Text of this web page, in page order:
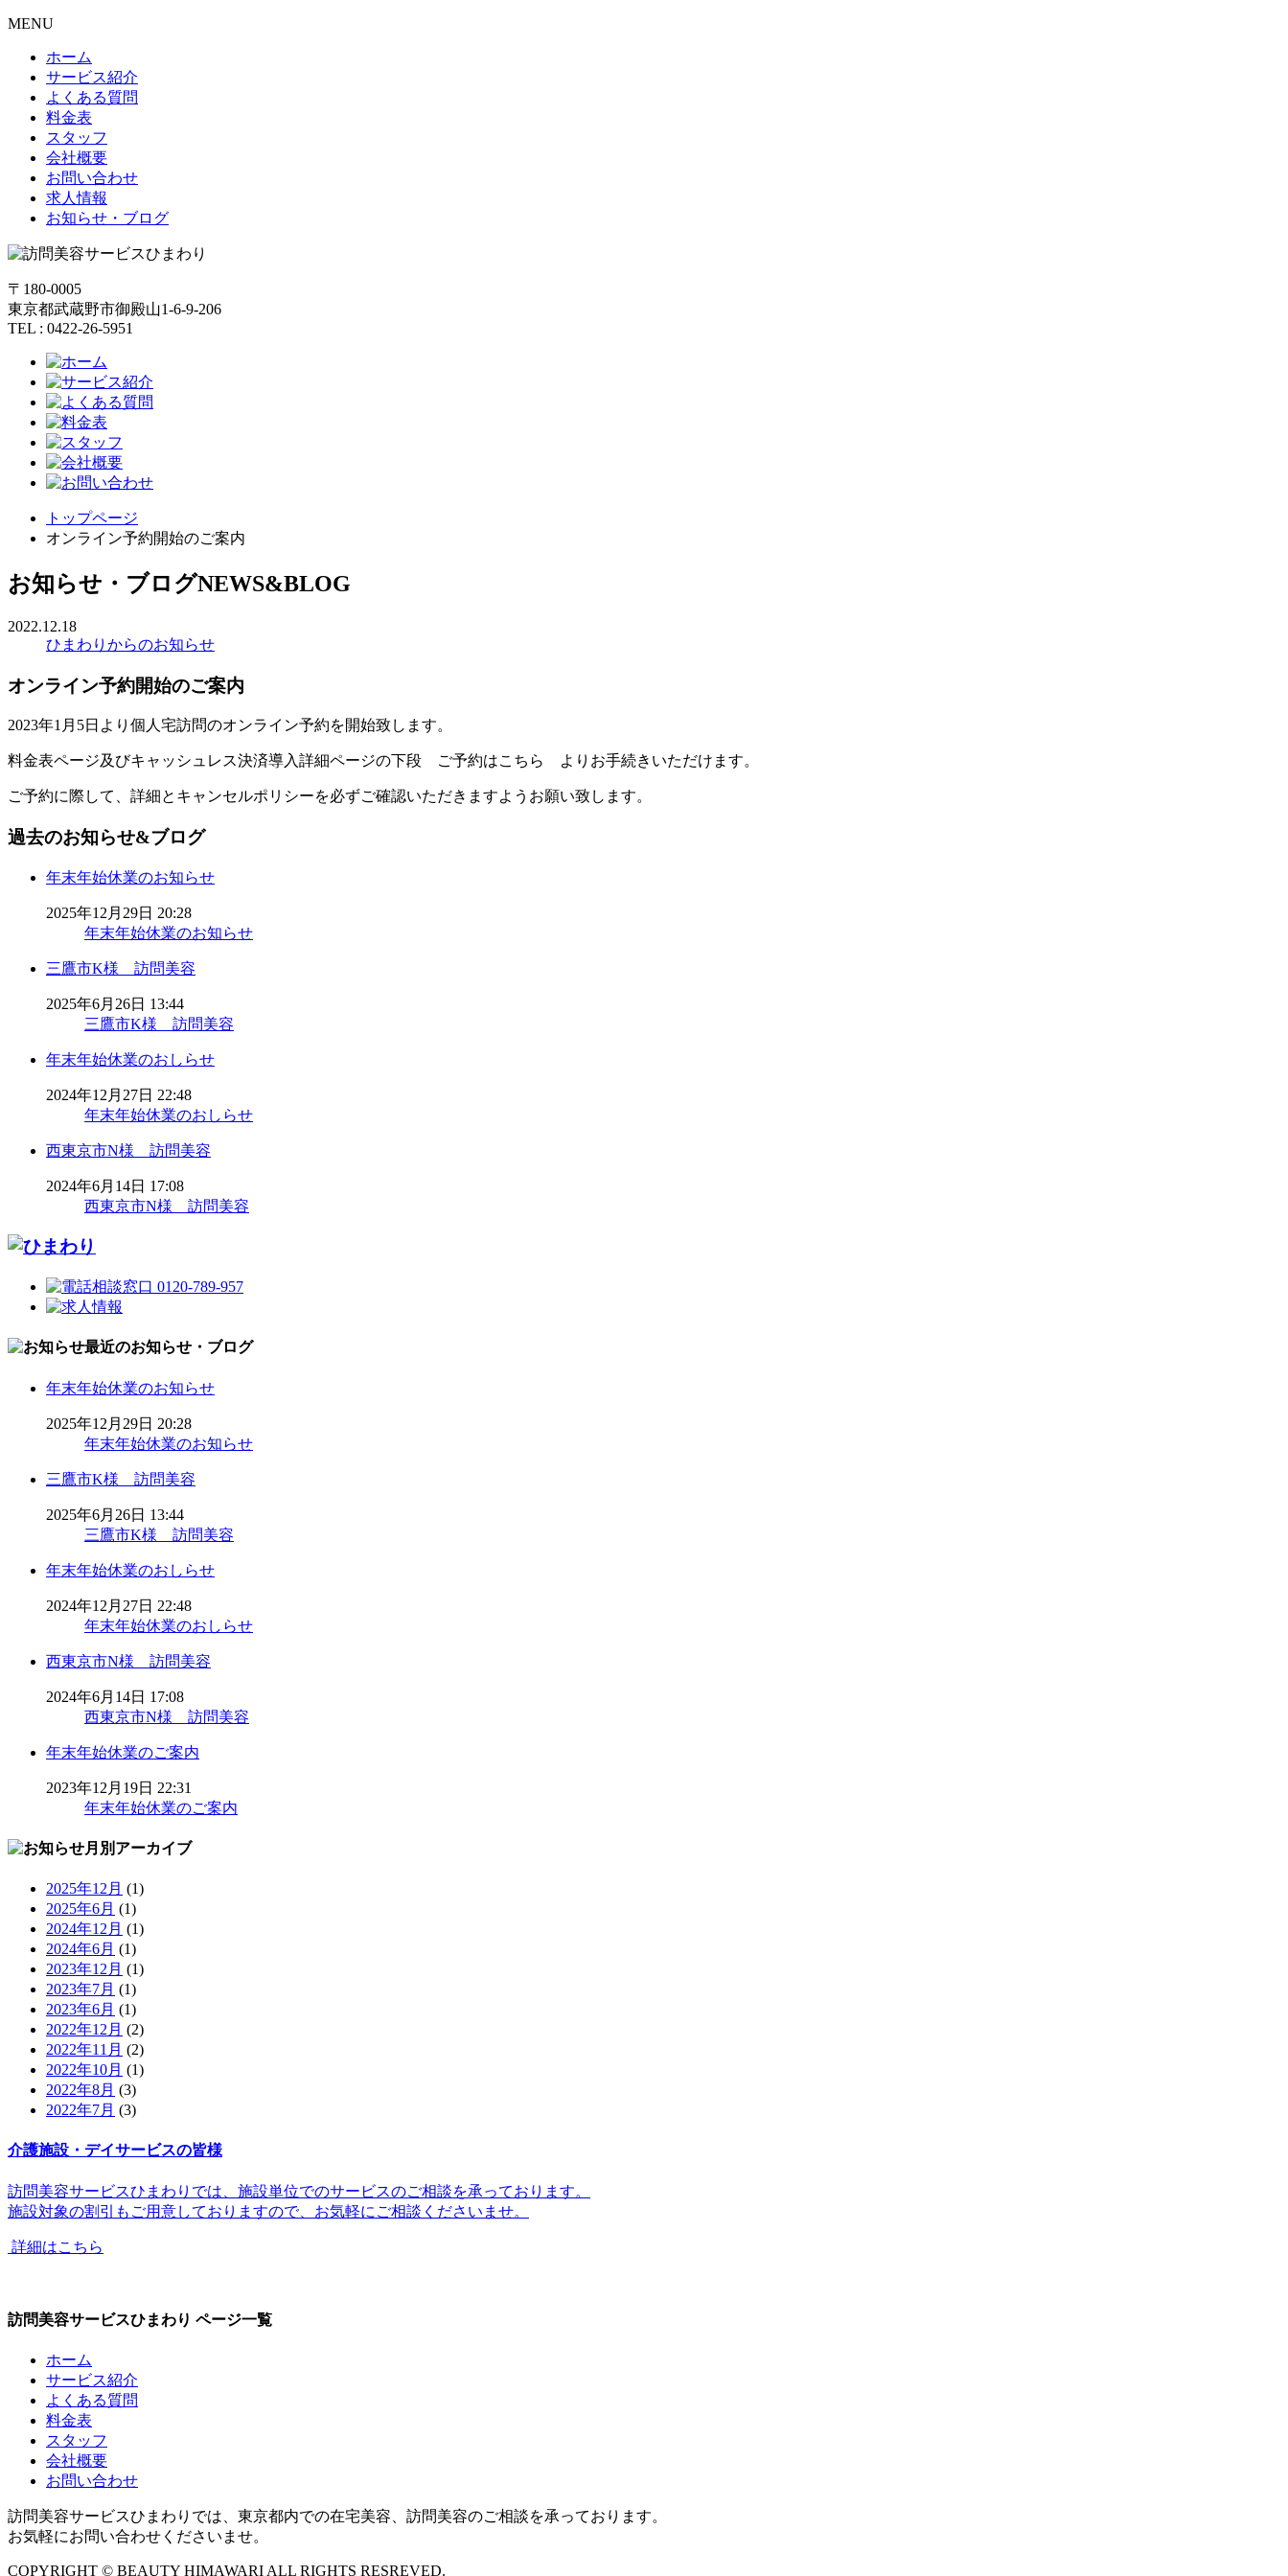
MENU
ホーム
サービス紹介
よくある質問
料金表
スタッフ
会社概要
お問い合わせ
求人情報
お知らせ・ブログ
〒180-0005
東京都武蔵野市御殿山1-6-9-206
TEL : 0422-26-5951
トップページ
オンライン予約開始のご案内
お知らせ・ブログNEWS&BLOG
2022.12.18
ひまわりからのお知らせ
オンライン予約開始のご案内
2023年1月5日より個人宅訪問のオンライン予約を開始致します。
料金表ページ及びキャッシュレス決済導入詳細ページの下段 ご予約はこちら よりお手続きいただけます。
ご予約に際して、詳細とキャンセルポリシーを必ずご確認いただきますようお願い致します。
過去のお知らせ&ブログ
年末年始休業のお知らせ
2025年12月29日 20:28
年末年始休業のお知らせ
三鷹市K様 訪問美容
2025年6月26日 13:44
三鷹市K様 訪問美容
年末年始休業のおしらせ
2024年12月27日 22:48
年末年始休業のおしらせ
西東京市N様 訪問美容
2024年6月14日 17:08
西東京市N様 訪問美容
最近のお知らせ・ブログ
年末年始休業のお知らせ
2025年12月29日 20:28
年末年始休業のお知らせ
三鷹市K様 訪問美容
2025年6月26日 13:44
三鷹市K様 訪問美容
年末年始休業のおしらせ
2024年12月27日 22:48
年末年始休業のおしらせ
西東京市N様 訪問美容
2024年6月14日 17:08
西東京市N様 訪問美容
年末年始休業のご案内
2023年12月19日 22:31
年末年始休業のご案内
月別アーカイブ
2025年12月 (1)
2025年6月 (1)
2024年12月 (1)
2024年6月 (1)
2023年12月 (1)
2023年7月 (1)
2023年6月 (1)
2022年12月 (2)
2022年11月 (2)
2022年10月 (1)
2022年8月 (3)
2022年7月 (3)
介護施設・デイサービスの皆様
訪問美容サービスひまわりでは、 施設単位でのサービスのご相談を承っております。
施設対象の割引
もご用意しておりますので、お気軽にご相談くださいませ。
詳細はこちら
訪問美容サービスひまわり ページ一覧
ホーム
サービス紹介
よくある質問
料金表
スタッフ
会社概要
お問い合わせ
訪問美容サービスひまわりでは、東京都内での在宅美容、訪問美容のご相談を承っております。
お気軽にお問い合わせくださいませ。
COPYRIGHT © BEAUTY HIMAWARI ALL RIGHTS RESREVED.